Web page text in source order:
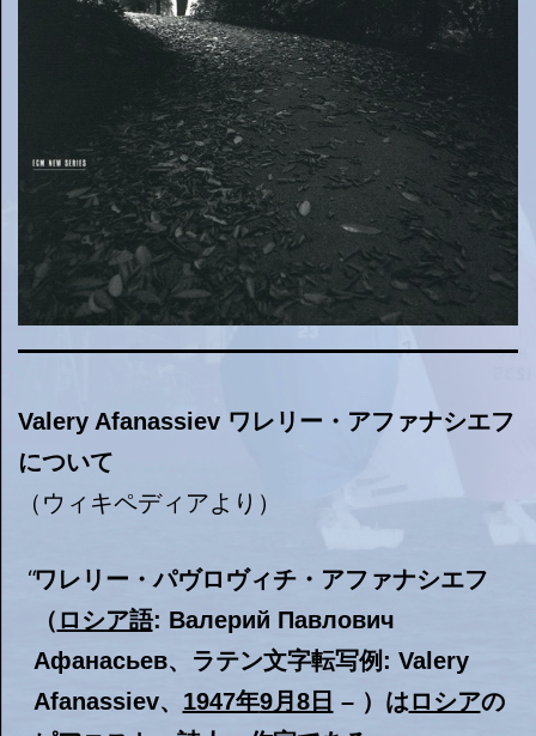
Valery Afanassiev ワレリー・アファナシエフ
について
（ウィキペディアより）
ワレリー・パヴロヴィチ・アファナシエフ
（ ロシア語: Валерий Павлович
Афанасьев、ラテン文字転写例: Valery
Afanassiev、 1947年9月8日 – ）はロシアの